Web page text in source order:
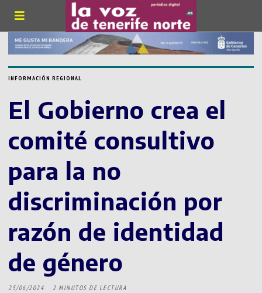
INFORMACIÓN REGIONAL
El Gobierno crea el
comité consultivo
para la no
discriminación por
razón de identidad
de género
25/06/2024 2 MINUTOS DE LECTURA